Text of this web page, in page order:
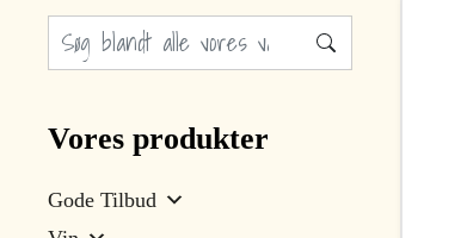
Vores produkter
Gode Tilbud